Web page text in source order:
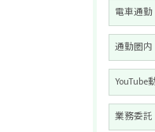
電車通勤
通勤圏内
YouTube
業務委託